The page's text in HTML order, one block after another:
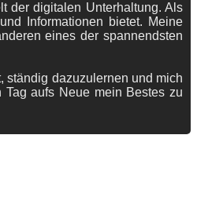
der digitalen Unterhaltung. Als
Informationen bietet. Meine
eines der spannendsten
ständig dazuzulernen und mich
aufs Neue mein Bestes zu